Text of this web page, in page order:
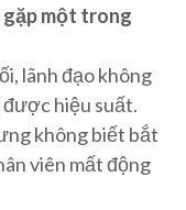
một trong
lãnh đạo không
hiệu suất.
không biết bắt
viên mất động